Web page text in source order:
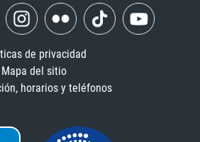
de privacidad
Mapa del sitio
horarios y teléfonos